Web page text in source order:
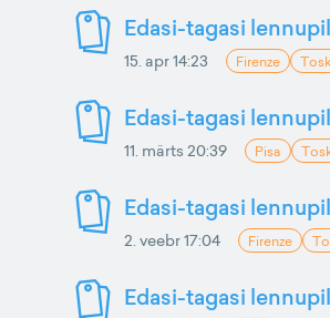
Edasi-tagasi
15. apr 14:23 Firenze
Edasi-tagasi
11. märts 20:39 Pisa
Edasi-tagasi
2. veebr 17:04 Firenze
Edasi-tagasi